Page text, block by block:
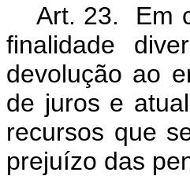
Art. 23. Em
finalidade
devolução ao
de juros e
recursos que
prejuízo das